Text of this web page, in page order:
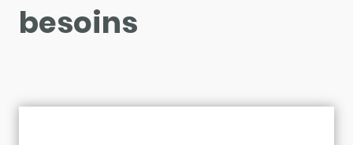
besoins